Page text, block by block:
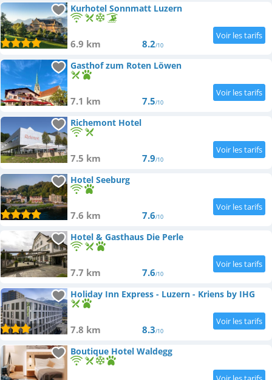
Kurhotel Sonnmatt Luzern
6.9 km 8.2/10
Gasthof zum Roten Löwen
7.1 km 7.5/10
Richemont Hotel
7.5 km 7.9/10
Hotel Seeburg
7.6 km 7.6/10
Hotel & Gasthaus Die Perle
7.7 km 7.6/10
Holiday Inn Express - Luzern - Kriens by IHG
7.8 km 8.3/10
Boutique Hotel Waldegg